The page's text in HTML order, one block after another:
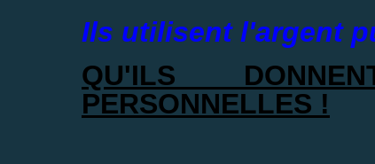
Ils utilisent l'argent
QU'ILS
PERSONNELLES !